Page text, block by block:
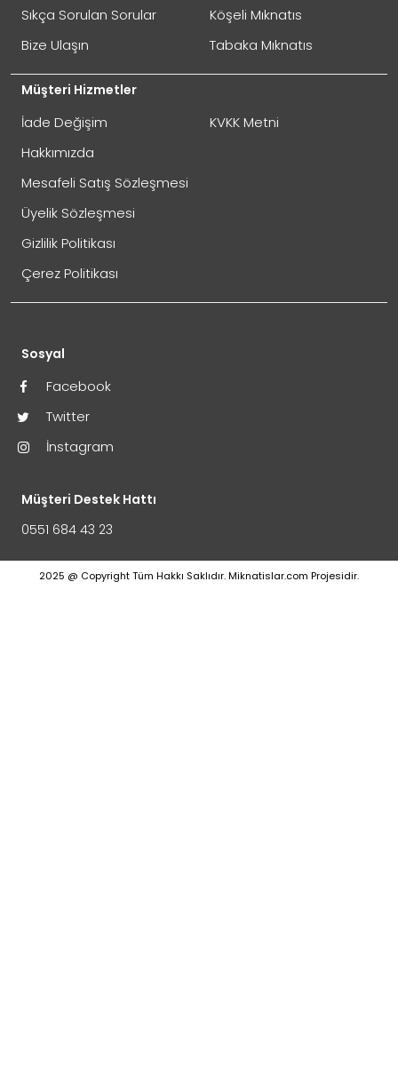
Sıkça Sorulan Sorular
Bize Ulaşın
Müşteri Hizmetler
İade Değişim
Hakkımızda
Mesafeli Satış Sözleşmesi
Üyelik Sözleşmesi
Gizlilik Politikası
Çerez Politikası
KVKK Metni
Köşeli Mıknatıs
Tabaka Mıknatıs
Sosyal
Facebook
Twitter
İnstagram
Müşteri Destek Hattı
0551 684 43 23
2025 @ Copyright Tüm Hakkı Saklıdır. Miknatislar.com Projesidir.